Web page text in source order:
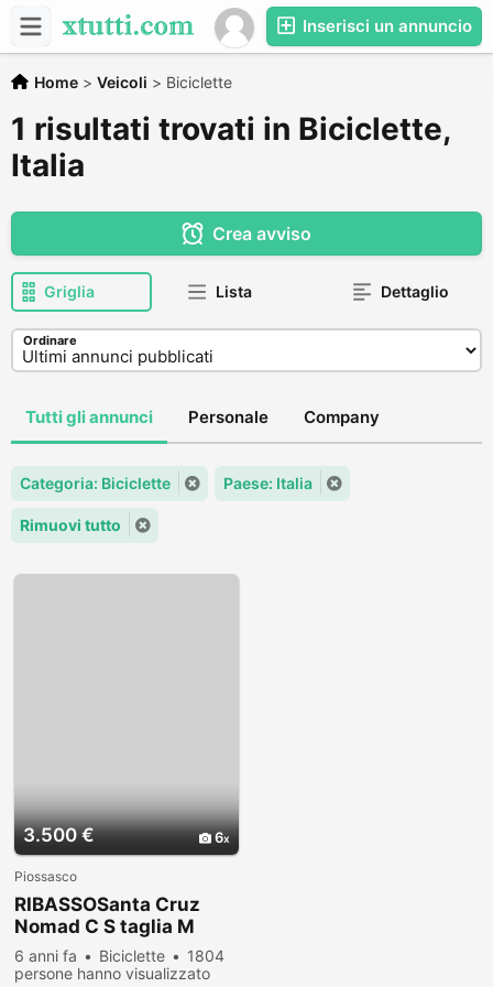
Inserisci un annuncio
Home > Veicoli > Biciclette
1 risultati trovati in Biciclette,
Italia
Crea avviso
Griglia Lista Dettaglio
Ordinare
Tutti gli annunci Personale Company
Categoria: Biciclette Paese: Italia
Rimuovi tutto
3.500 € 6
Piossasco
RIBASSOSanta Cruz
Nomad C S taglia M
2019
6 anni fa Biciclette
1804
persone hanno visualizzato